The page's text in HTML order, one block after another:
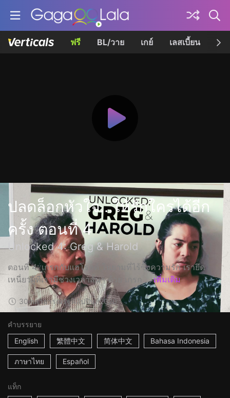
ฟรี BL/วาย เกย์ เลสเบี้ยน เค
ปลดล็อกหัวใจ...ให้รักใครได้อีก
ครั้ง ตอนที่ 4
Unlocked 4: Greg & Harold
ตอนที่ 4: เกรกกับแฮโรลด์ ในยามที่ไร้ซึ่งความรัก เรายึด
เหนี่ยวผู้ที่เรามีช่วงเวลาสั้นๆ ด้วย เกรก ... เพิ่มเติม
30mสาธารณรัฐฟิลิปปินส์2020
คำบรรยาย
English
繁體中文 简体中文 Bahasa Indonesia
ภาษาไทย Español
แท็ก